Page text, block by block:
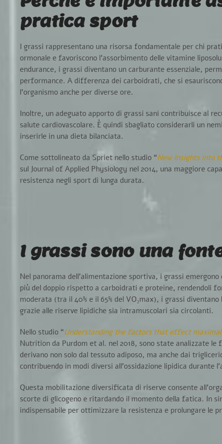
pratica sport
I grassi rappresentano una risorsa fondamentale per chi
ormonale e favoriscono l’assorbimento delle vitamine
endurance, i grassi diventano un carburante essenziale,
performance. A differenza dei carboidrati, che si
l’organismo anche per diverse ore.
Inoltre, un adeguato apporto di grassi sani contribuisce al
salute cardiovascolare. È quindi sbagliato considerarli un
inserirle in una dieta bilanciata.
Come sottolineato da Spriet nello studio “New Insights into
sul Journal of Applied Physiology nel 2014, una maggiore
resistenza negli sport di lunga durata.
I grassi sono una
Nel panorama dell’alimentazione sportiva, i grassi
più del doppio rispetto a carboidrati e proteine, rendendoli
moderata (tra il 40% e il 65% del VO₂max), i grassi
grazie alle riserve lipidiche sia intramuscolari sia circolanti.
Nello studio “Understanding the factors that effect
Nutrition da Purdom et al. nel 2018, sono state analizzate
derivano non solo dal tessuto adiposo, ma anche dai
contribuendo in modi diversi all’ossidazione lipidica durante
Questa mobilitazione diversificata di riserve consente
scorte di glicogeno e ritardando il momento della fatica. In
indispensabile per ottimizzare la resistenza e prolungare le